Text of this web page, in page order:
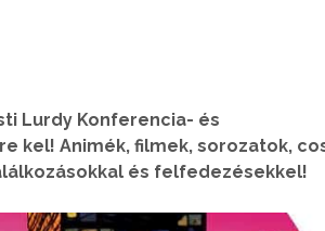
Lurdy Konferencia- és
kel! Animék, filmek, sorozatok,
és felfedezésekkel!